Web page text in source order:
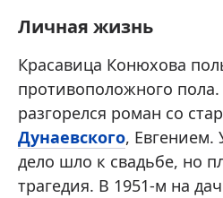
Личная жизнь
Красавица Конюхова
противоположного пола.
разгорелся роман со
Дунаевского, Евгением.
дело шло к свадьбе, но
трагедия. В 1951-м на